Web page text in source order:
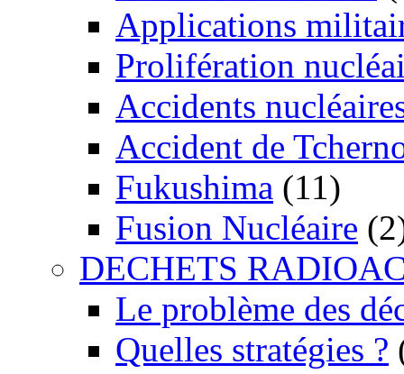
Applications
Prolifération
Accidents
Accident de
Fukushima (11)
Fusion Nucléaire
DECHETS
Le problème des
Quelles stratégies ?